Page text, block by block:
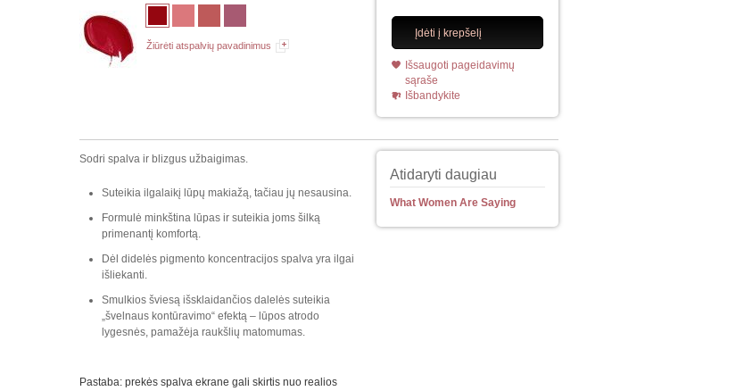
Žiūrėti atspalvių pavadinimus
Įdėti į krepšelį
Išsaugoti pageidavimų
sąraše
Išbandykite
Atidaryti daugiau
What Women Are Saying
Sodri spalva ir blizgus užbaigimas.
Suteikia ilgalaikį lūpų makiažą, tačiau jų nesausina.
Formulė minkština lūpas ir suteikia joms šilką
primenantį komfortą.
Dėl didelės pigmento koncentracijos spalva yra ilgai
išliekanti.
Smulkios šviesą išsklaidančios dalelės suteikia
„švelnaus kontūravimo“ efektą – lūpos atrodo
lygesnės, pamažėja raukšlių matomumas.
Pastaba: prekės spalva ekrane gali skirtis nuo realios